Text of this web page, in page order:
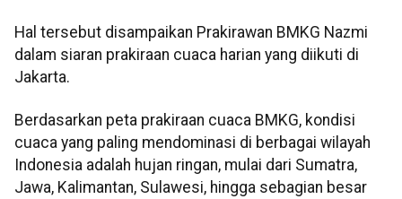
Hal tersebut disampaikan Prakirawan BMKG Nazmi
dalam siaran prakiraan cuaca harian yang diikuti di
Jakarta.
Berdasarkan peta prakiraan cuaca BMKG, kondisi
cuaca yang paling mendominasi di berbagai wilayah
Indonesia adalah hujan ringan, mulai dari Sumatra,
Jawa, Kalimantan, Sulawesi, hingga sebagian besar